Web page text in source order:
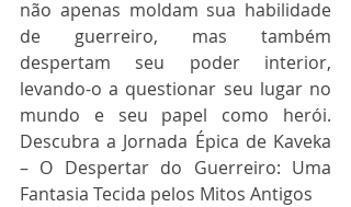
não apenas moldam sua habilidade
de guerreiro, mas também
despertam seu poder interior,
levando-o a questionar seu lugar no
mundo e seu papel como herói.
Descubra a Jornada Épica de Kaveka
– O Despertar do Guerreiro: Uma
Fantasia Tecida pelos Mitos Antigos